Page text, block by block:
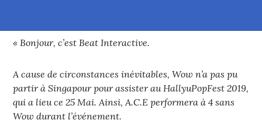
« Bonjour, c’est Beat Interactive.
A cause de circonstances inévitables, Wow n’a pas pu
partir à Singapour pour assister au HallyuPopFest 2019,
qui a lieu ce 25 Mai. Ainsi, A.C.E performera à 4 sans
Wow durant l’événement.